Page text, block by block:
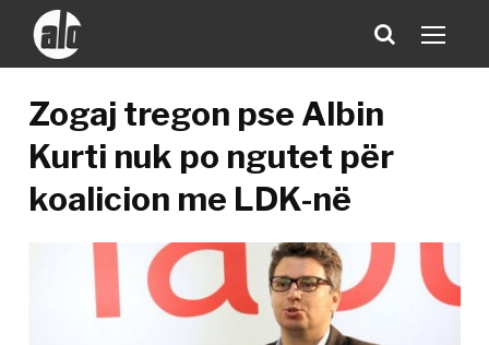
Zogaj tregon pse Albin
Kurti nuk po ngutet për
koalicion me LDK-në